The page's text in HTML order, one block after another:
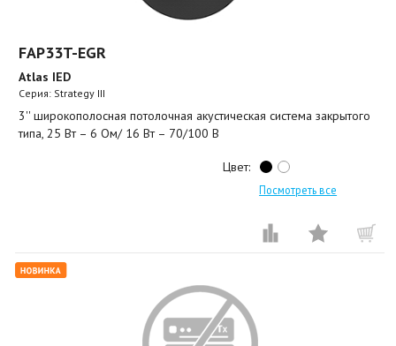
FAP33T-EGR
Atlas IED
Серия: Strategy III
3'' широкополосная потолочная акустическая система закрытого
типа, 25 Вт – 6 Ом/ 16 Вт – 70/100 В
Цвет:
Посмотреть все